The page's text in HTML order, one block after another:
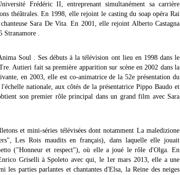
Frédéric II, entreprenant simultanément sa carrière
théâtrales. En 1998, elle rejoint le casting du soap opéra Rai
Sara De Vita. En 2001, elle rejoint Alberto Castagna
Stranamore .
Soul . Ses débuts à la télévision ont lieu en 1998 dans le
Autieri fait sa première apparition sur scène en 2002 dans la
en 2003, elle est co-animatrice de la 52e présentation du
nationale, aux côtés de la présentatrice Pippo Baudo et
son premier rôle principal dans un grand film avec Sara
et mini-séries télévisées dont notamment La maledizione
Les Rois maudits en français), dans laquelle elle jouait
("Honneur et respect"), où elle a joué le rôle d'Olga. En
Griselli à Spoleto avec qui, le 1er mars 2013, elle a une
parties parlantes et chantantes d'Elsa, la Reine des neiges